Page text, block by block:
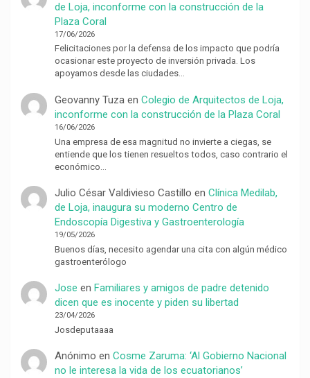
de Loja, inconforme con la construcción de la
Plaza Coral
17/06/2026
Felicitaciones por la defensa de los impacto que podría
ocasionar este proyecto de inversión privada. Los
apoyamos desde las ciudades…
Geovanny Tuzaen Colegio de Arquitectos de Loja,
inconforme con la construcción de la Plaza Coral
16/06/2026
Una empresa de esa magnitud no invierte a ciegas, se
entiende que los tienen resueltos todos, caso contrario el
económico…
Julio César Valdivieso Castillo en Clínica Medilab,
de Loja, inaugura su moderno Centro de
Endoscopía Digestiva y Gastroenterología
19/05/2026
Buenos días, necesito agendar una cita con algún médico
gastroenterólogo
Jose en Familiares y amigos de padre detenido
dicen que es inocente y piden su libertad
23/04/2026
Josdeputaaaa
Anónimo en Cosme Zaruma: ‘Al Gobierno Nacional
no le interesa la vida de los ecuatorianos’